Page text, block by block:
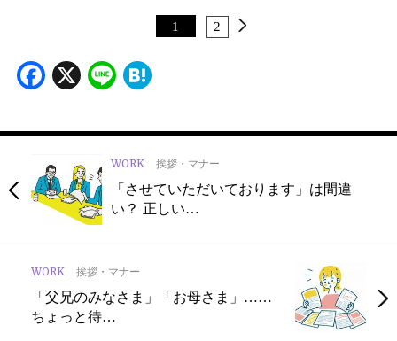
1 2
Facebook
X Line
WORK 挨拶・マナー
「させていただいております」は間違
い？ 正しい…
WORK 挨拶・マナー
「父兄のみなさま」「お母さま」……
ちょっと待…